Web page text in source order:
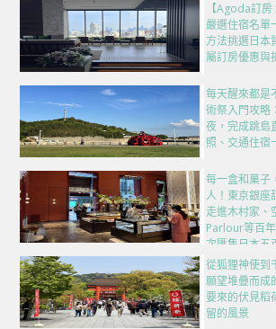
【Agoda訂
嚴選住宿名單
方法挑選日本
屬訂房優惠與
每天醒來都是
術祭入門攻略
夜，完成跳島
照、交通住宿
每一盒和菓子
人！東京銀座
走進木村家、
Parlour等百
次匯集日本五
從狐狸神使到
願望堆疊而成
要來的伏見稻
留的風景